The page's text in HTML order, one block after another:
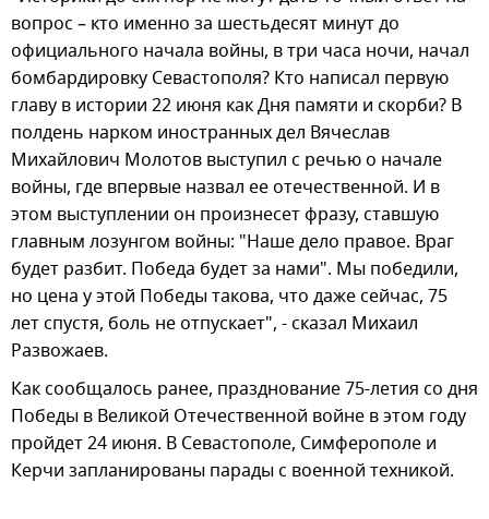
вопрос – кто именно за шестьдесят минут до
официального начала войны, в три часа ночи, начал
бомбардировку Севастополя? Кто написал первую
главу в истории 22 июня как Дня памяти и скорби? В
полдень нарком иностранных дел Вячеслав
Михайлович Молотов выступил с речью о начале
войны, где впервые назвал ее отечественной. И в
этом выступлении он произнесет фразу, ставшую
главным лозунгом войны: "Наше дело правое. Враг
будет разбит. Победа будет за нами". Мы победили,
но цена у этой Победы такова, что даже сейчас, 75
лет спустя, боль не отпускает", - сказал Михаил
Развожаев.
Как сообщалось ранее, празднование 75-летия со дня
Победы в Великой Отечественной войне в этом году
пройдет 24 июня. В Севастополе, Симферополе и
Керчи запланированы парады с военной техникой.